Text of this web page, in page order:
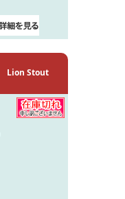
Lion Stout